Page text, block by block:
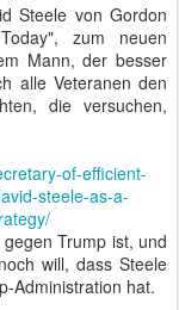
Steele von Gordon
zum neuen
Mann, der besser
alle Veteranen den
die versuchen,
of-efficient-
steele-as-a-
Trump ist, und
will, dass Steele
Administration hat.